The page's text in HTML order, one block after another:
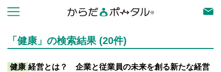
「健康」の検索結果 (20件)
健康 経営とは？ 企業と従業員の未来を創る新たな経営